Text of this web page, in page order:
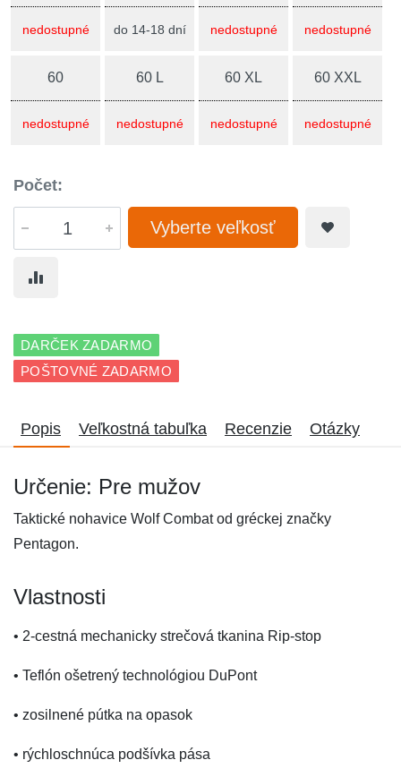
nedostupné do 14-18 dní nedostupné nedostupné
60
nedostupné
60 L
nedostupné
60 XL
nedostupné
60 XXL
nedostupné
Počet:
Vyberte veľkosť
DARČEK ZADARMO
POŠTOVNÉ ZADARMO
Popis Veľkostná tabuľka Recenzie Otázky
Určenie: Pre mužov
Taktické nohavice Wolf Combat od gréckej značky
Pentagon.
Vlastnosti
• 2-cestná mechanicky strečová tkanina Rip-stop
• Teflón ošetrený technológiou DuPont
• zosilnené pútka na opasok
• rýchloschnúca podšívka pása